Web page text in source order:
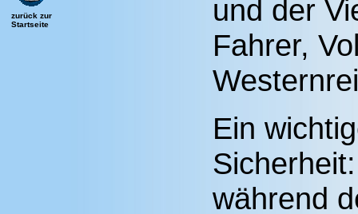
zurück zur
Startseite
und der
Fahrer,
Ein
während